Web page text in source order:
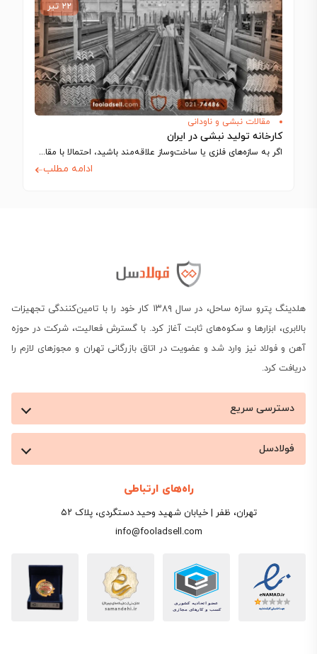
۲۲ تیر
مقالات نبشی و ناودانی
کارخانه‌ تولید نبشی در ایران
اگر به سازه‌های فلزی یا ساخت‌وساز علاقه‌مند باشید، احتمالا با مقاطعی به شکل حرف…
ادامه مطلب
هلدینگ پترو سازه ساحل، در سال ۱۳۸۹ کار خود را با تامین‌کنندگی تجهیزات
بالابری، ابزارها و سکوه‌های ثابت آغاز کرد. با گسترش فعالیت، شرکت در حوزه
آهن و فولاد نیز وارد شد و عضویت در اتاق بازرگانی تهران و مجوزهای لازم را
دریافت کرد.
دسترسی سریع
فولادسل
راه‌های ارتباطی
تهران، ظفر | خیابان شهید وحید دستگردی، پلاک ۵۲
info@fooladsell.com